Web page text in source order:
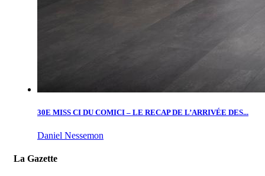
30E MISS CI DU COMICI – LE RECAP DE L’ARRIVÉE DES...
Daniel Nessemon
La Gazette